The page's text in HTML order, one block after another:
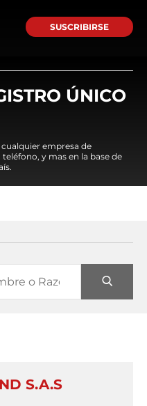
SUSCRIBIRSE
ÚNICO
empresa de
y mas en la base de
S.A.S